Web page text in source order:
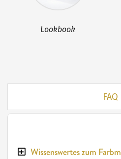
Lookbook
FAQ
Wissenswertes zum